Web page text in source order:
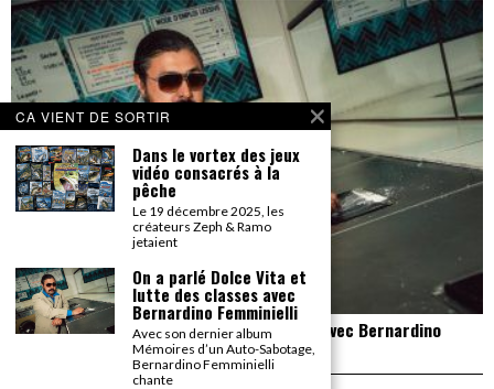
On a parlé Dolce Vita et lutte des classes avec Bernardino
CA VIENT DE SORTIR
Dans le vortex des jeux
vidéo consacrés à la
pêche
Le 19 décembre 2025, les
créateurs Zeph & Ramo
jetaient
On a parlé Dolce Vita et
lutte des classes avec
Bernardino Femminielli
Avec son dernier album
Mémoires d’un Auto-Sabotage,
Bernardino Femminielli
chante